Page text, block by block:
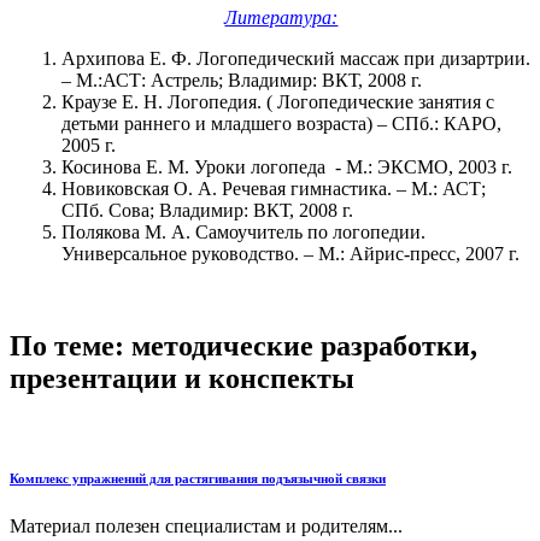
Литература:
Архипова Е. Ф. Логопедический массаж при дизартрии.
– М.:АСТ: Астрель; Владимир: ВКТ, 2008 г.
Краузе Е. Н. Логопедия. ( Логопедические занятия с
детьми раннего и младшего возраста) – СПб.: КАРО,
2005 г.
Косинова Е. М. Уроки логопеда - М.: ЭКСМО, 2003 г.
Новиковская О. А. Речевая гимнастика. – М.: АСТ;
СПб. Сова; Владимир: ВКТ, 2008 г.
Полякова М. А. Самоучитель по логопедии.
Универсальное руководство. – М.: Айрис-пресс, 2007 г.
По теме: методические разработки,
презентации и конспекты
Комплекс упражнений для растягивания подъязычной связки
Материал полезен специалистам и родителям...